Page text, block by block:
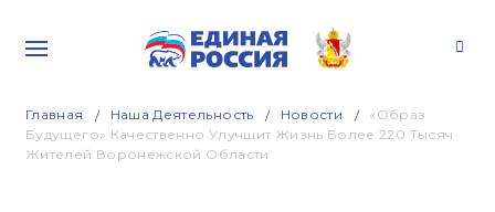
Главная Наша Деятельность Новости
«Образ
Будущего» Качественно Улучшит Жизнь Более 220 Тысяч
Жителей Воронежской Области